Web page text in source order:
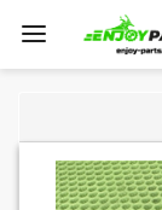
Toggle
navigation